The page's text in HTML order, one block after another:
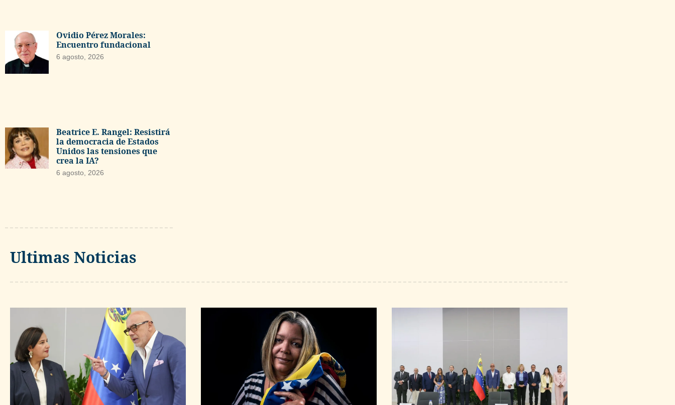
Ovidio Pérez Morales:
Encuentro fundacional
6 agosto, 2026
Beatrice E. Rangel: Resistirá
la democracia de Estados
Unidos las tensiones que
crea la IA?
6 agosto, 2026
Ultimas Noticias